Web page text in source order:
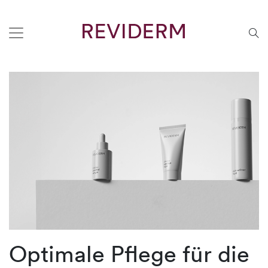
Optimale Pflege für die